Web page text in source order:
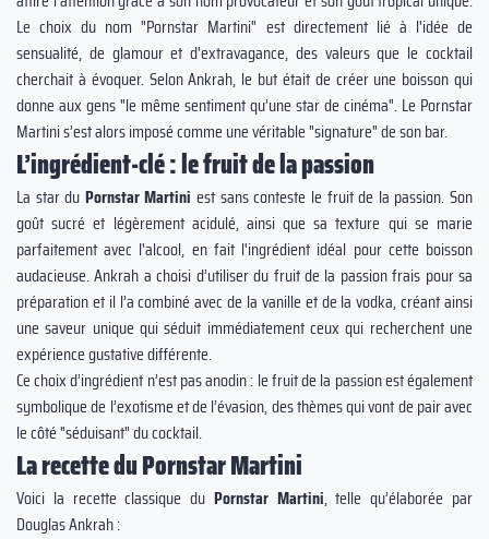
Le choix du nom "Pornstar Martini" est directement lié à l'idée de
sensualité, de glamour et d'extravagance, des valeurs que le cocktail
cherchait à évoquer. Selon Ankrah, le but était de créer une boisson qui
donne aux gens "le même sentiment qu’une star de cinéma". Le Pornstar
Martini s’est alors imposé comme une véritable "signature" de son bar.
L’ingrédient-clé : le fruit de la passion
La star du Pornstar Martini est sans conteste le fruit de la passion. Son
goût sucré et légèrement acidulé, ainsi que sa texture qui se marie
parfaitement avec l'alcool, en fait l'ingrédient idéal pour cette boisson
audacieuse. Ankrah a choisi d’utiliser du fruit de la passion frais pour sa
préparation et il l’a combiné avec de la vanille et de la vodka, créant ainsi
une saveur unique qui séduit immédiatement ceux qui recherchent une
expérience gustative différente.
Ce choix d’ingrédient n’est pas anodin : le fruit de la passion est également
symbolique de l’exotisme et de l’évasion, des thèmes qui vont de pair avec
le côté "séduisant" du cocktail.
La recette du Pornstar Martini
Voici la recette classique du Pornstar Martini, telle qu’élaborée par
Douglas Ankrah :